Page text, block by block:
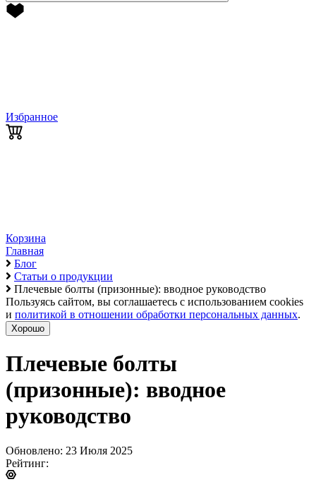
Избранное
Корзина
Главная
Блог
Статьи о продукции
Плечевые болты (призонные): вводное руководство
Пользуясь сайтом, вы соглашаетесь с использованием cookies
и политикой в отношении обработки персональных данных.
Хорошо
Плечевые болты
(призонные): вводное
руководство
Обновлено: 23 Июля 2025
Рейтинг: